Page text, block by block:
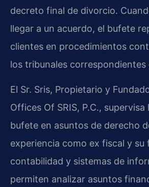
decreto final de divorcio.
llegar a un acuerdo, el bufete
clientes en procedimientos
los tribunales correspondientes
El Sr. Sris, Propietario y
Offices Of SRIS, P.C.,
bufete en asuntos de derecho
experiencia como ex fiscal y su
contabilidad y sistemas de
permiten analizar asuntos